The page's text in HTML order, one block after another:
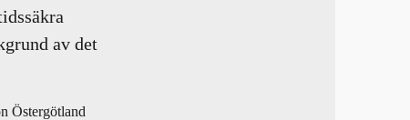
av det
Östergötland